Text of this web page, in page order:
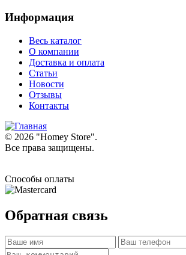
Информация
Весь каталог
О компании
Доставка и оплата
Статьи
Новости
Отзывы
Контакты
© 2026 "Homey Store".
Все права защищены.
Способы оплаты
Обратная связь